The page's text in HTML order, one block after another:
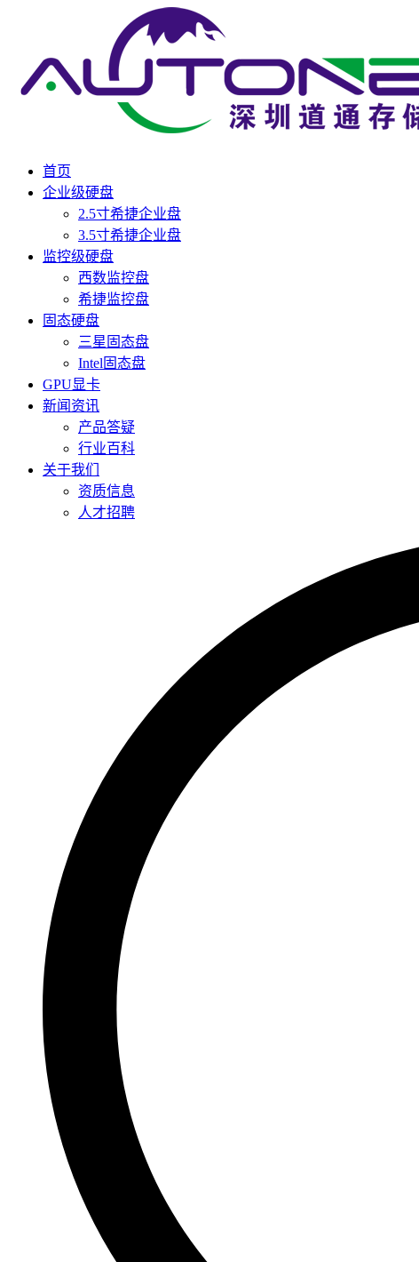
首页
企业级硬盘
2.5寸希捷企业盘
3.5寸希捷企业盘
监控级硬盘
西数监控盘
希捷监控盘
固态硬盘
三星固态盘
Intel固态盘
GPU显卡
新闻资讯
产品答疑
行业百科
关于我们
资质信息
人才招聘